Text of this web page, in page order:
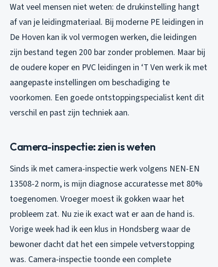
Wat veel mensen niet weten: de drukinstelling hangt
af van je leidingmateriaal. Bij moderne PE leidingen in
De Hoven kan ik vol vermogen werken, die leidingen
zijn bestand tegen 200 bar zonder problemen. Maar bij
de oudere koper en PVC leidingen in ‘T Ven werk ik met
aangepaste instellingen om beschadiging te
voorkomen. Een goede ontstoppingspecialist kent dit
verschil en past zijn techniek aan.
Camera-inspectie: zien is weten
Sinds ik met camera-inspectie werk volgens NEN-EN
13508-2 norm, is mijn diagnose accuratesse met 80%
toegenomen. Vroeger moest ik gokken waar het
probleem zat. Nu zie ik exact wat er aan de hand is.
Vorige week had ik een klus in Hondsberg waar de
bewoner dacht dat het een simpele vetverstopping
was. Camera-inspectie toonde een complete